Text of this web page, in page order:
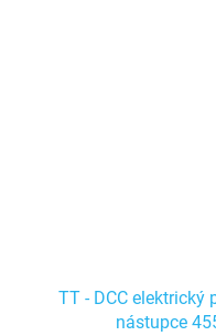
TT - DCC elektrický
nástupce